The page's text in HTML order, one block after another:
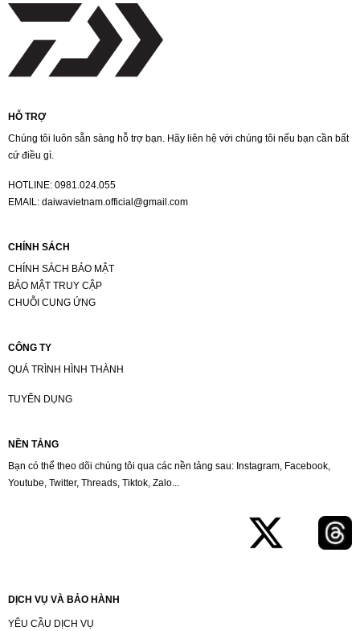
HỖ TRỢ
Chúng tôi luôn sẵn sàng hỗ trợ bạn. Hãy liên hệ với chúng tôi nếu bạn cần bất
cứ điều gì.
HOTLINE: 0981.024.055
EMAIL: daiwavietnam.official@gmail.com
CHÍNH SÁCH
CHÍNH SÁCH BẢO MẬT
BẢO MẬT TRUY CẬP
CHUỖI CUNG ỨNG
CÔNG TY
QUÁ TRÌNH HÌNH THÀNH
TUYỂN DỤNG
NỀN TẢNG
Bạn có thể theo dõi chúng tôi qua các nền tảng sau: Instagram, Facebook,
Youtube, Twitter, Threads, Tiktok, Zalo...
DỊCH VỤ VÀ BẢO HÀNH
YÊU CẦU DỊCH VỤ